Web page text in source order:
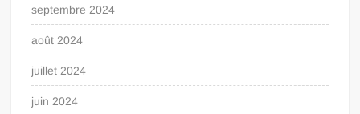
septembre 2024
août 2024
juillet 2024
juin 2024